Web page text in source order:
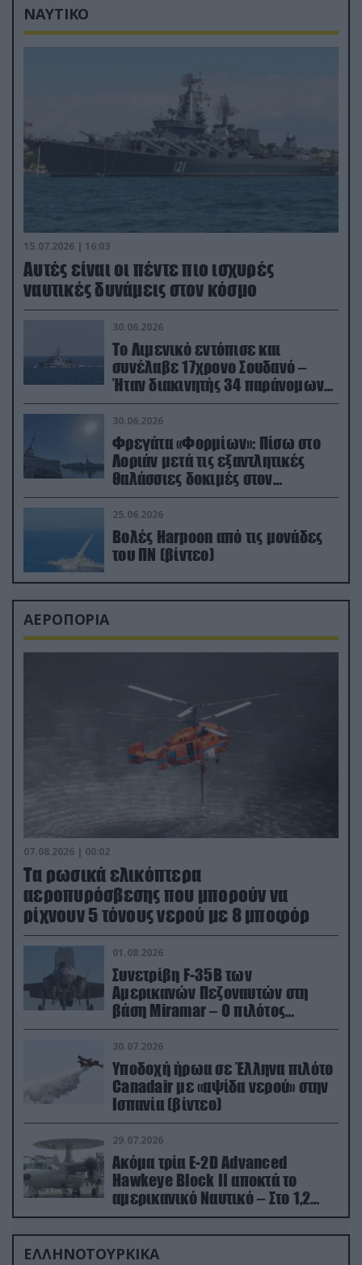
ΝΑΥΤΙΚΟ
15.07.2026 | 16:03
Aυτές είναι οι πέντε πιο ισχυρές
ναυτικές δυνάμεις στον κόσμο
30.06.2026
Το Λιμενικό εντόπισε και
συνέλαβε 17χρονο Σουδανό –
Ήταν διακινητής 34 παράνομων
μεταναστών
30.06.2026
Φρεγάτα «Φορμίων»: Πίσω στο
Λοριάν μετά τις εξαντλητικές
θαλάσσιες δοκιμές στον
απαιτητικό Βισκαϊκό
25.06.2026
Βολές Harpoon από τις μονάδες
του ΠΝ (βίντεο)
ΑΕΡΟΠΟΡΙΑ
07.08.2026 | 00:02
Τα ρωσικά ελικόπτερα
αεροπυρόσβεσης που μπορούν να
ρίχνουν 5 τόνους νερού με 8 μποφόρ
01.08.2026
Συνετρίβη F-35B των
Αμερικανών Πεζοναυτών στη
βάση Miramar – Ο πιλότος
εκτινάχθηκε εγκαίρως
30.07.2026
Υποδοχή ήρωα σε Έλληνα πιλότο
Canadair με «αψίδα νερού» στην
Ισπανία (βίντεο)
29.07.2026
Ακόμα τρία E-2D Advanced
Hawkeye Block II αποκτά το
αμερικανικό Ναυτικό – Στο 1,2
δισ.δολάρια το κόστος
ΕΛΛΗΝΟΤΟΥΡΚΙΚΑ